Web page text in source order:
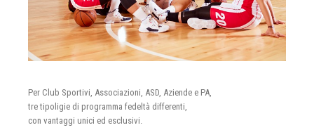
Per Club Sportivi, Associazioni, ASD, Aziende e PA,
tre tipoligie di programma fedeltà differenti,
con vantaggi unici ed esclusivi.